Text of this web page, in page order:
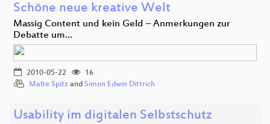
Schöne neue kreative Welt
Massig Content und kein Geld – Anmerkungen zur
Debatte um…
2010-05-22
16
Malte Spitz and Simon Edwin Dittrich
Usability im digitalen Selbstschutz